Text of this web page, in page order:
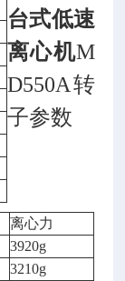
台式低速
离心机M
D550A转
子参数
离心力
3920g
3210g